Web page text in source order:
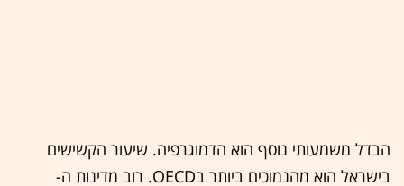
הבדל משמעותי נוסף הוא הדמוגרפיה. שיעור הקשישים
בישראל הוא מהנמוכים ביותר בOECD. רוב מדינות ה-